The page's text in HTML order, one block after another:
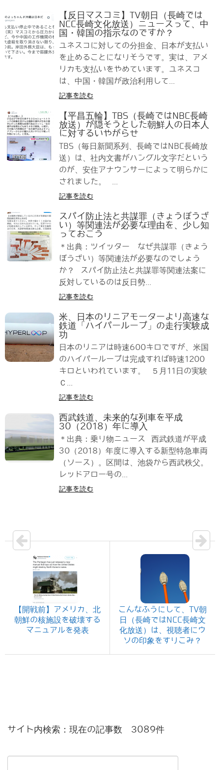
【反日マスコミ】TV朝日（長崎では
NCC長崎文化放送）ニュースって、中
国・韓国の指示なのですか？
ユネスコに対しての分担金、日本が支払い
を止めることになりそうです。実は、アメ
リカも支払いをやめています。ユネスコ
は、中国・韓国が政治利用して...
記事を読む
【平昌五輪】TBS（長崎ではNBC長崎
放送）が隠そうとした朝鮮人の日本人
に対するいやがらせ
TBS（毎日新聞系列、長崎ではNBC長崎放
送）は、社内文書がハングル文字だという
のが、安住アナウンサーによって明らかに
されました。 ...
記事を読む
スパイ防止法と共謀罪（きょうぼうざ
い）等関連法が必要な理由を、少し知
っておこう
＊出典：ツイッター なぜ共謀罪（きょう
ぼうざい）等関連法が必要なのでしょう
か？ スパイ防止法と共謀罪等関連法案に
反対しているのは反日勢...
記事を読む
米、日本のリニアモーターより高速な
鉄道「ハイパーループ」の走行実験成
功
日本のリニアは時速600キロですが、米国
のハイパーループは完成すれば時速1200
キロといわれています。 ５月11日の実験
Ｃ...
記事を読む
西武鉄道、未来的な列車を平成
30（2018）年に導入
＊出典：乗り物ニュース 西武鉄道が平成
30（2018）年度に導入する新型特急車両
（ソース）。区間は、池袋から西武秩父。
レッドアロー号の...
記事を読む
【開戦前】アメリカ、北
朝鮮の核施設を破壊する
マニュアルを発表
こんなふうにして、TV朝
日（長崎ではNCC長崎文
化放送）は、視聴者にウ
ソの印象をすりこみ？
サイト内検索：現在の記事数 3089件